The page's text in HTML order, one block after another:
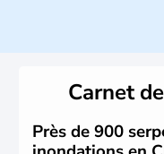
dynasties. La
jusqu'aux guerres
constituée comme
en 1945. Illustre
Carnet
Près de 900